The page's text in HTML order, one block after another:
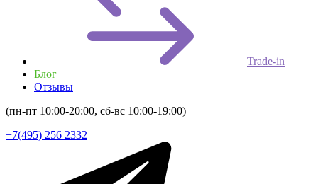
Trade-in
Блог
Отзывы
(пн-пт 10:00-20:00, сб-вс 10:00-19:00)
+7(495) 256 2332